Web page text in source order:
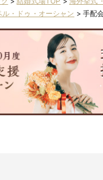
ル・ドゥ・オーシャン >手配